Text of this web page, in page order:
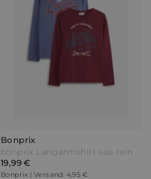
Bonprix
bonprix Langarmshirt aus reiner Bio-Baumwolle (2er Pack) Rot
19,99 €
Bonprix | Versand: 4,95 €